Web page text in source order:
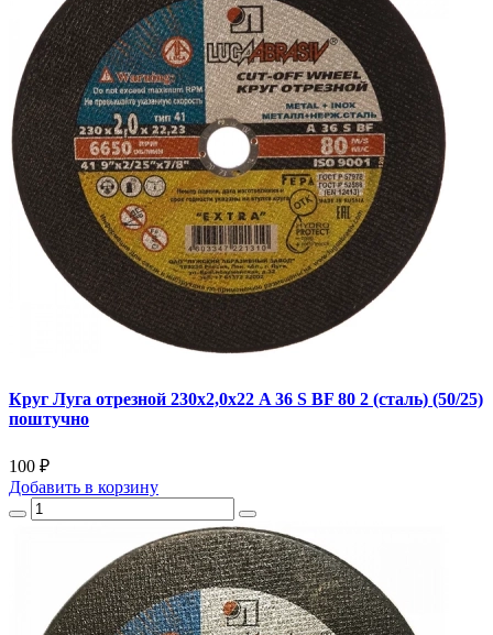
Круг Луга отрезной 230х2,0х22 A 36 S BF 80 2 (сталь) (50/25)
поштучно
100 ₽
Добавить в корзину